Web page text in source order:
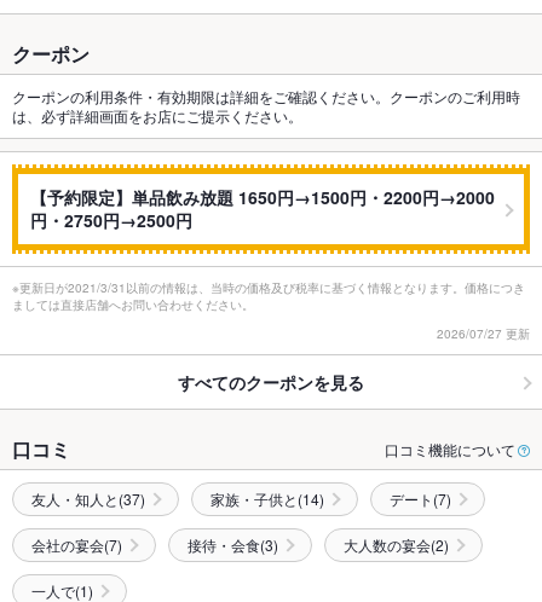
クーポン
クーポンの利用条件・有効期限は詳細をご確認ください。クーポンのご利用時
は、必ず詳細画面をお店にご提示ください。
【予約限定】単品飲み放題 1650円→1500円・2200円→2000
円・2750円→2500円
※更新日が2021/3/31以前の情報は、当時の価格及び税率に基づく情報となります。価格につき
ましては直接店舗へお問い合わせください。
2026/07/27 更新
すべてのクーポンを見る
口コミ 口コミ機能について
友人・知人と(37) 家族・子供と(14) デート(7)
会社の宴会(7) 接待・会食(3) 大人数の宴会(2)
一人で(1)